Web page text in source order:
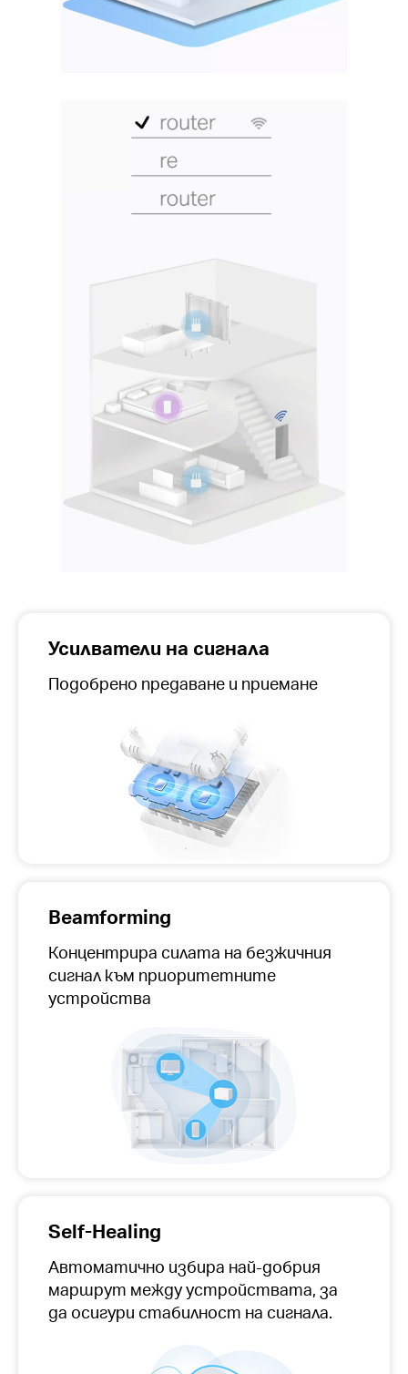
Усилватели на сигнала
Подобрено предаване и приемане
Beamforming
Концентрира силата на безжичния
сигнал към приоритетните
устройства
Self-Healing
Автоматично избира най-добрия
маршрут между устройствата, за
да осигури стабилност на сигнала.